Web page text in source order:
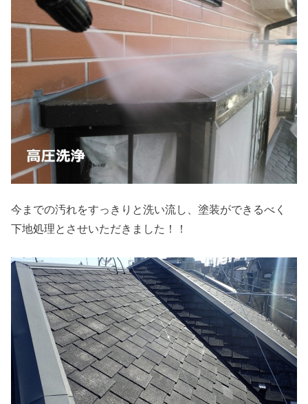
今までの汚れをすっきりと洗い流し、塗装ができるべく
下地処理とさせいただきました！！